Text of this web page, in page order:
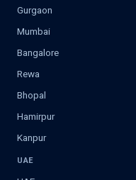
Gurgaon
Mumbai
Bangalore
Rewa
Bhopal
Hamirpur
Kanpur
UAE